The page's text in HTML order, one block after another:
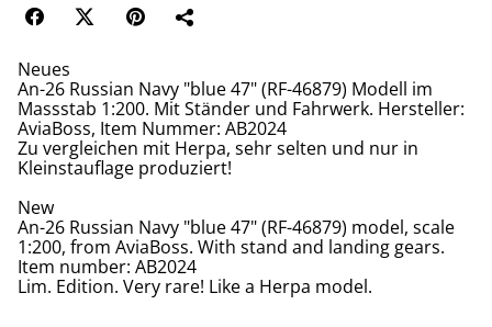
Neues
An-26 Russian Navy "blue 47" (RF-46879) Modell im
Massstab 1:200. Mit Ständer und Fahrwerk. Hersteller:
AviaBoss, Item Nummer: AB2024
Zu vergleichen mit Herpa, sehr selten und nur in
Kleinstauflage produziert!
New
An-26 Russian Navy "blue 47" (RF-46879) model, scale
1:200, from AviaBoss. With stand and landing gears.
Item number: AB2024
Lim. Edition. Very rare! Like a Herpa model.